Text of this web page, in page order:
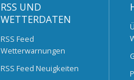
RSS UND
WETTERDATEN
RSS Feed
Wetterwarnungen
RSS Feed Neuigkeiten